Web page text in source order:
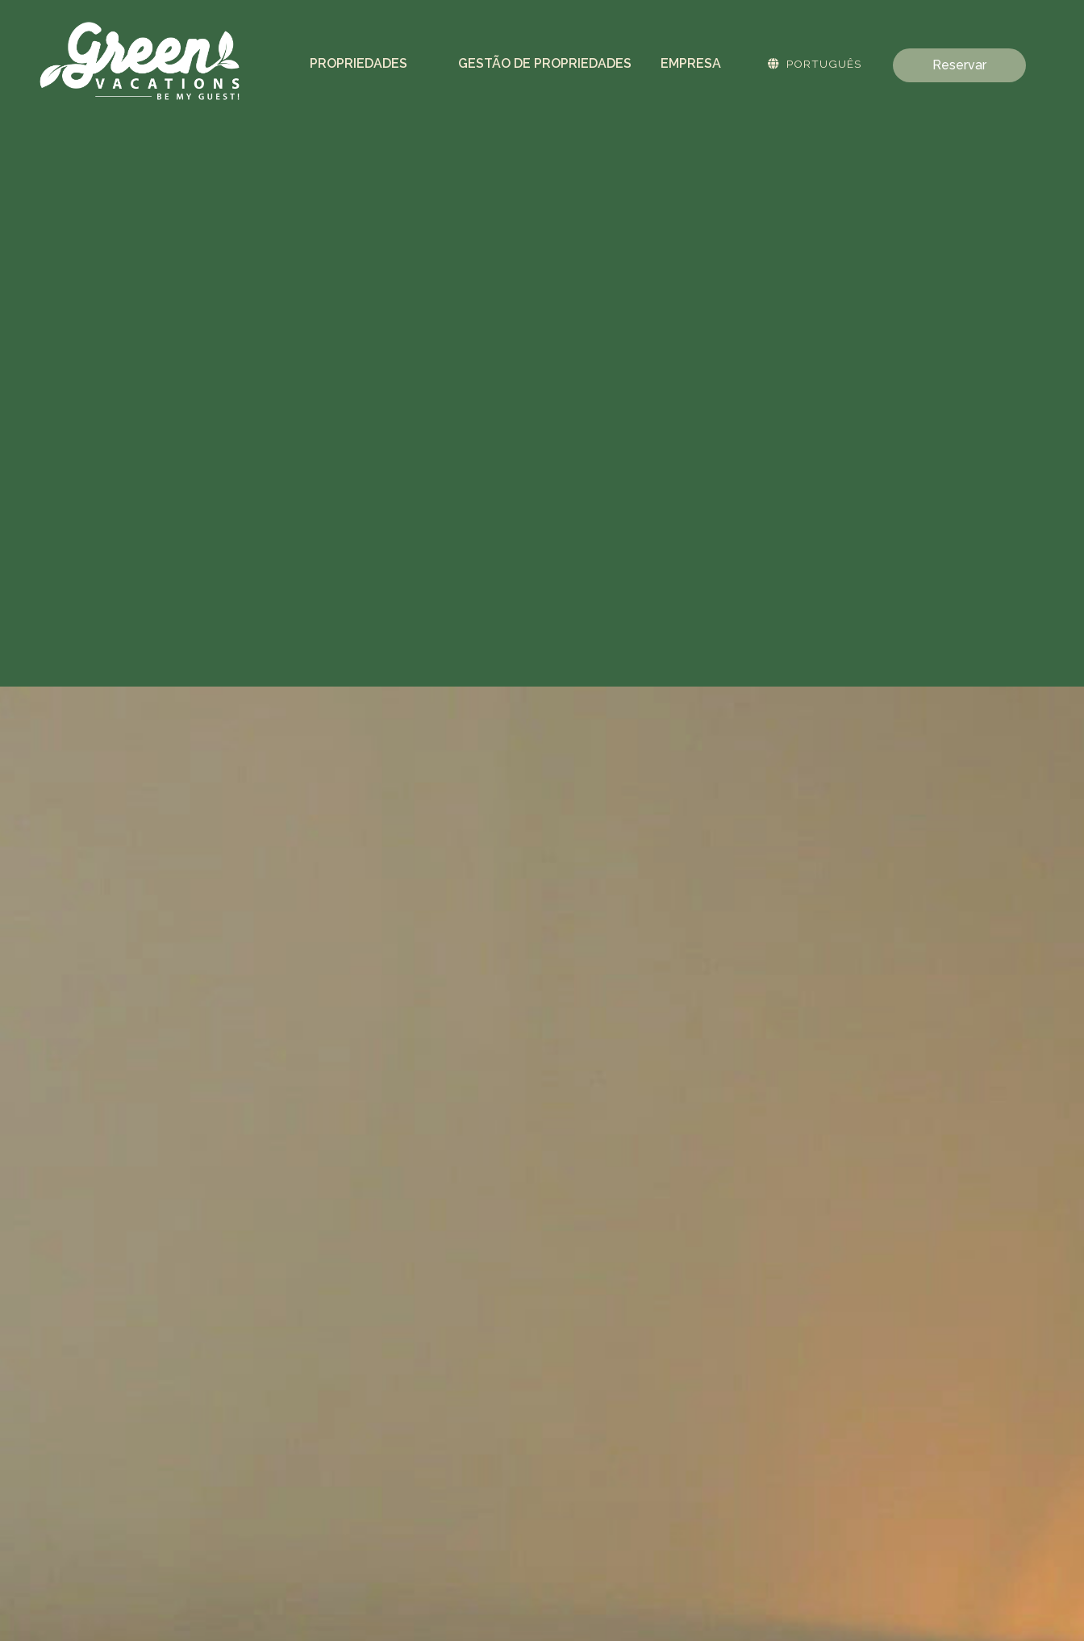
PROPRIEDADES GESTÃO DE PROPRIEDADES EMPRESA PORTUGUÊS Reservar